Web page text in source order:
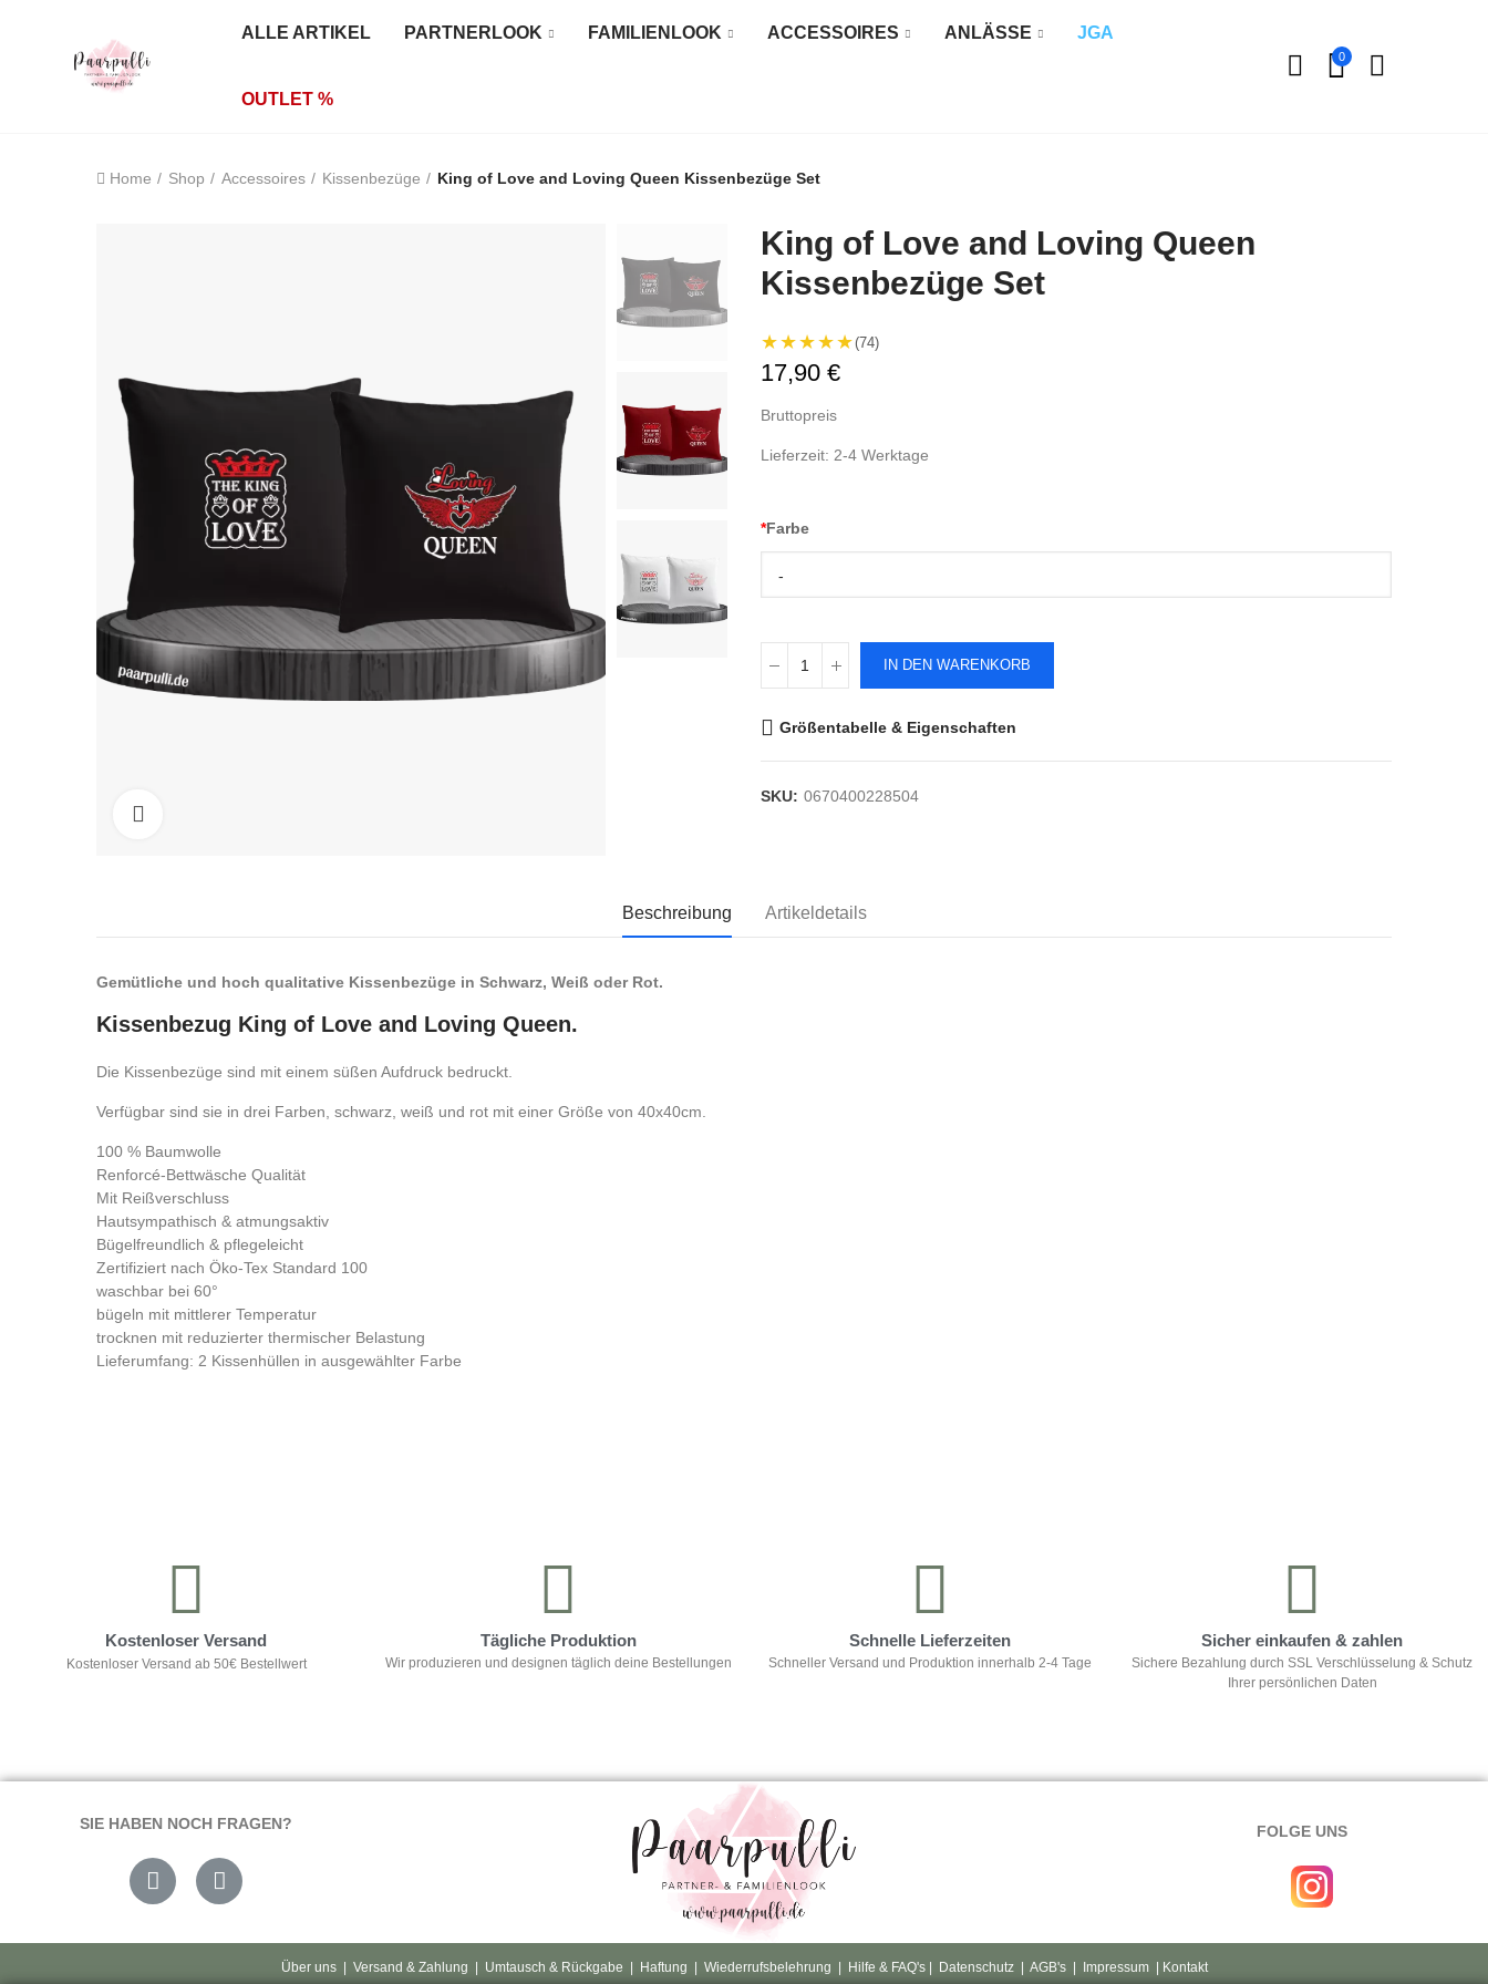
ALLE ARTIKEL PARTNERLOOK FAMILIENLOOK ACCESSOIRES ANLÄSSE JGA
OUTLET %
0
Home Shop Accessoires Kissenbezüge King of Love and Loving Queen Kissenbezüge Set
King of Love and Loving Queen
Kissenbezüge Set
★★★★★(74)
17,90 €
Bruttopreis
Lieferzeit: 2-4 Werktage
*Farbe
-
IN DEN WARENKORB
Größentabelle & Eigenschaften
SKU: 0670400228504
Beschreibung Artikeldetails
Gemütliche und hoch qualitative Kissenbezüge in Schwarz, Weiß oder Rot.
Kissenbezug King of Love and Loving Queen.
Die Kissenbezüge sind mit einem süßen Aufdruck bedruckt.
Verfügbar sind sie in drei Farben, schwarz, weiß und rot mit einer Größe von 40x40cm.
100 % Baumwolle
Renforcé-Bettwäsche Qualität
Mit Reißverschluss
Hautsympathisch & atmungsaktiv
Bügelfreundlich & pflegeleicht
Zertifiziert nach Öko-Tex Standard 100
waschbar bei 60°
bügeln mit mittlerer Temperatur
trocknen mit reduzierter thermischer Belastung
Lieferumfang: 2 Kissenhüllen in ausgewählter Farbe
Kostenloser Versand
Kostenloser Versand ab 50€ Bestellwert
Tägliche Produktion
Wir produzieren und designen täglich deine Bestellungen
Schnelle Lieferzeiten
Schneller Versand und Produktion innerhalb 2-4 Tage
Sicher einkaufen & zahlen
Sichere Bezahlung durch SSL Verschlüsselung & Schutz
Ihrer persönlichen Daten
SIE HABEN NOCH FRAGEN? FOLGE UNS
Über uns| Versand & Zahlung Umtausch & Rückgabe Haftung Wiederrufsbelehrung Hilfe & FAQ's| Datenschutz| AGB's Impressum | Kontakt